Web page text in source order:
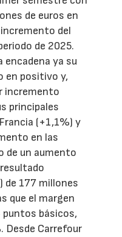
de euros en
incremento del
de 2025.
encadena ya su
en positivo y,
incremento
principales
(+1,1%) y
en las
de un aumento
de 177 millones
que el margen
puntos básicos,
Desde Carrefour